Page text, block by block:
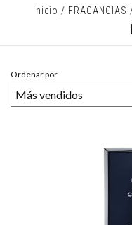
Inicio / FRAGANCIAS
Ordenar por